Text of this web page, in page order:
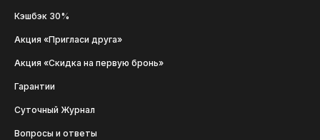
Кэшбэк 30%
Акция «Пригласи друга»
Акция «Скидка на первую бронь»
Гарантии
Суточный Журнал
Вопросы и ответы